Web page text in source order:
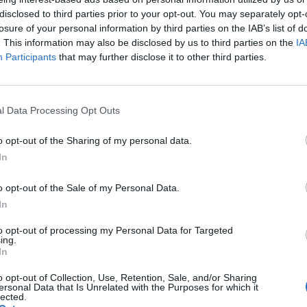
to third parties prior to your opt-out. You may separately
of your personal information by third parties on the IAB’s list of
This information may also be disclosed by us to third parties on the
Participants that may further disclose it to other third parties.
Data Processing Opt Outs
opt-out of the Sharing of my personal data.
opt-out of the Sale of my Personal Data.
opt-out of processing my Personal Data for Targeted
opt-out of Collection, Use, Retention, Sale, and/or Sharing
Data that Is Unrelated with the Purposes for which it
ale rzadziej. Ostre kłucie w prawym podżebrzu ale w
bok zupełnie). Czasami czuje lekkie przyduszenie w
leżącej spoczynkowej spada nawet do 45. Pomiar
dwóch). Wystarczy że się przejdę tak krok w krok
do 100. Wszystko to zaczęło się od
spać. Obudził mnie straszny ból w klatce piersiowej.
jakieś dwa miesiące temu
złapał mnie ból w klatce piersiowej, duszenie w
Temperatura raz 35 raz ponad 38. Położyłem się
rano się nie obudzę. Według opaski tętno skakało
z
Tam miałem zrobione EKG, USG jamy brzusznej,
badania Krwi. Zostałem wypisany
i w/w podżebrze. Złapało mnie znowu drgawki,
panika organizmu. Zasnąłem rano budzik i do pracy.
nic zaglądając w poprzedni wypis ze szpitala. Tego
coś niepokojącego. Utrudniona konsultacja z lekarzem z
? Pomoże mi ktoś z interpretacją ? Są to wyniki z echo serca.
a lekarza mam dopiero za 3 tygodnie. Dziękuję !
em_photo_forum/
em_photo_forum/
em_photo_forum/